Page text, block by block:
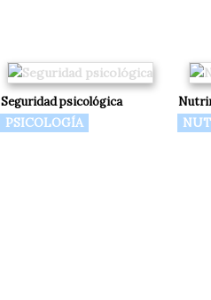
Seguridad psicológica
PSICOLOGÍA